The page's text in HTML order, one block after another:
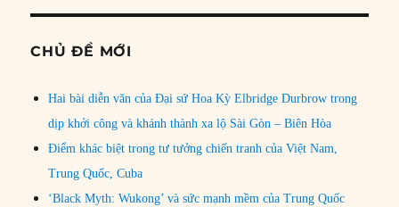
CHỦ ĐỀ MỚI
Hai bài diễn văn của Đại sứ Hoa Kỳ Elbridge Durbrow trong
dịp khởi công và khánh thành xa lộ Sài Gòn – Biên Hòa
Điểm khác biệt trong tư tưởng chiến tranh của Việt Nam,
Trung Quốc, Cuba
‘Black Myth: Wukong’ và sức mạnh mềm của Trung Quốc